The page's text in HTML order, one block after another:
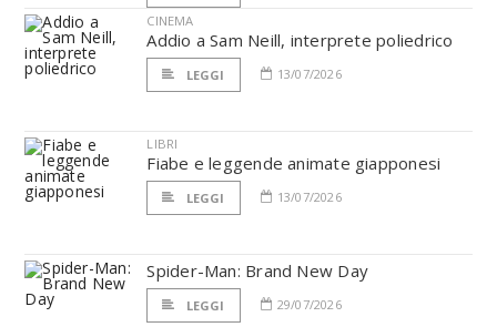
CINEMA
Addio a Sam Neill, interprete poliedrico
LEGGI 13/07/2026
LIBRI
Fiabe e leggende animate giapponesi
LEGGI 13/07/2026
Spider-Man: Brand New Day
LEGGI 29/07/2026